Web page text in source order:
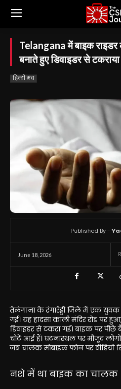
Telangana में बाइक राइडर
बनाते हुए डिवाइडर से टकराया
हिन्दी मंच
June 18, 2026
Published By -
तेलंगाना के रंगारेड्डी जिले में एक युवक
गई। यह हादसा काली मंदिर रोड पर
डिवाइडर से टकरा गई। बाइक पर
चोटें आई हैं। घटनास्थल पर मौजूद
जब चालक मोबाइल फोन पर वीडियो
नशे में था बाइक का चालक